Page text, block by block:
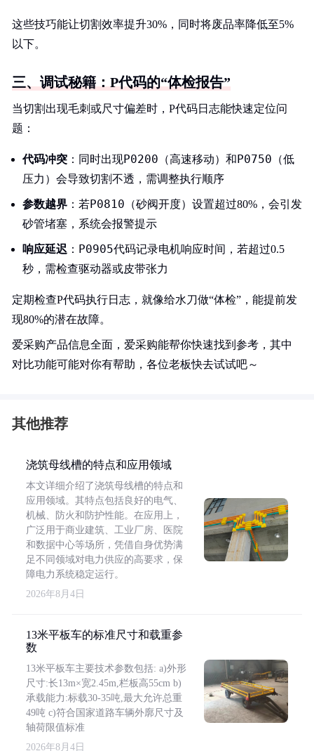
这些技巧能让切割效率提升30%，同时将废品率降低至5%
以下。
三、调试秘籍：P代码的“体检报告”
当切割出现毛刺或尺寸偏差时，P代码日志能快速定位问
题：
代码冲突 ：同时出现P0200 （高速移动）和P0750 （低
压力）会导致切割不透，需调整执行顺序
参数越界 ：若P0810 （砂阀开度）设置超过80%，会引发
砂管堵塞，系统会报警提示
响应延迟 ： P0905代码记录电机响应时间，若超过0.5
秒，需检查驱动器或皮带张力
定期检查P代码执行日志，就像给水刀做“体检”，能提前发
现80%的潜在故障。
爱采购产品信息全面，爱采购能帮你快速找到参考，其中
对比功能可能对你有帮助，各位老板快去试试吧～
其他推荐
浇筑母线槽的特点和应用领域
本文详细介绍了浇筑母线槽的特点和
应用领域。其特点包括良好的电气、
机械、防火和防护性能。在应用上，
广泛用于商业建筑、工业厂房、医院
和数据中心等场所，凭借自身优势满
足不同领域对电力供应的高要求，保
障电力系统稳定运行。
2026年8月4日
13米平板车的标准尺寸和载重参
数
13米平板车主要技术参数包括: a)外形
尺寸:长13m×宽2.45m,栏板高55cm b)
承载能力:标载30-35吨,最大允许总重
49吨 c)符合国家道路车辆外廓尺寸及
轴荷限值标准
2026年8月4日